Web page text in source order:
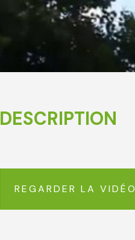
DESCRIPTION
REGARDER LA VIDÉO